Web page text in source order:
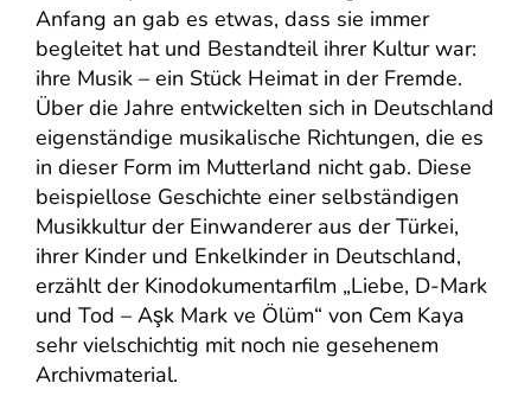
Anfang an gab es etwas, dass sie immer
begleitet hat und Bestandteil ihrer Kultur war:
ihre Musik – ein Stück Heimat in der Fremde.
Über die Jahre entwickelten sich in Deutschland
eigenständige musikalische Richtungen, die es
in dieser Form im Mutterland nicht gab. Diese
beispiellose Geschichte einer selbständigen
Musikkultur der Einwanderer aus der Türkei,
ihrer Kinder und Enkelkinder in Deutschland,
erzählt der Kinodokumentarfilm „Liebe, D-Mark
und Tod – Aşk Mark ve Ölüm“ von Cem Kaya
sehr vielschichtig mit noch nie gesehenem
Archivmaterial.